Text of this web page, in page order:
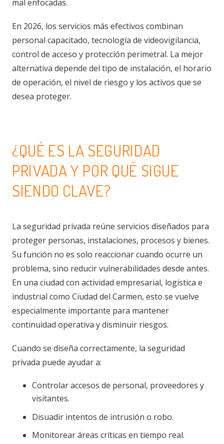
mal enfocadas.
En 2026, los servicios más efectivos combinan
personal capacitado, tecnología de videovigilancia,
control de acceso y protección perimetral. La mejor
alternativa depende del tipo de instalación, el horario
de operación, el nivel de riesgo y los activos que se
desea proteger.
¿QUÉ ES LA SEGURIDAD
PRIVADA Y POR QUÉ SIGUE
SIENDO CLAVE?
La seguridad privada reúne servicios diseñados para
proteger personas, instalaciones, procesos y bienes.
Su función no es solo reaccionar cuando ocurre un
problema, sino reducir vulnerabilidades desde antes.
En una ciudad con actividad empresarial, logística e
industrial como Ciudad del Carmen, esto se vuelve
especialmente importante para mantener
continuidad operativa y disminuir riesgos.
Cuando se diseña correctamente, la seguridad
privada puede ayudar a:
Controlar accesos de personal, proveedores y
visitantes.
Disuadir intentos de intrusión o robo.
Monitorear áreas críticas en tiempo real.